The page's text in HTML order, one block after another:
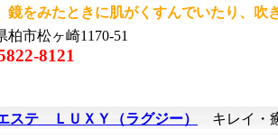
鏡をみたときに肌がくすんでいたり、
柏市松ヶ崎1170-51
8121
ステ ＬＵＸＹ（ラグジー）
キレイ・